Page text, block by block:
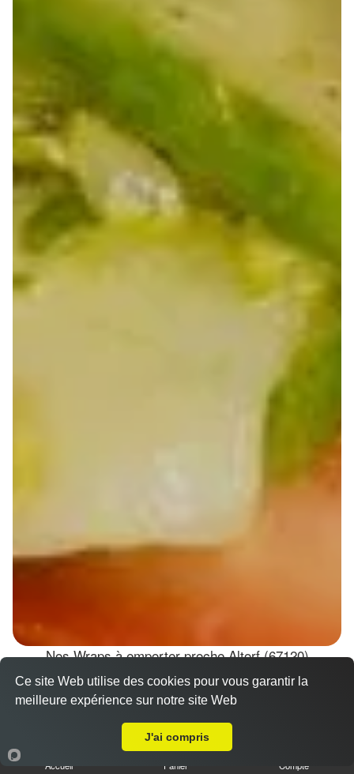
Nos Wraps à emporter proche Altorf (67120)
Wraps Chicken
Accueil Panier Compte
Ce site Web utilise des cookies pour vous garantir la
meilleure expérience sur notre site Web
J'ai compris